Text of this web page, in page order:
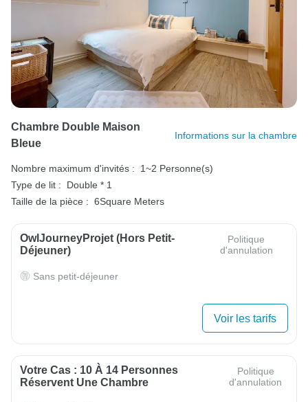
Chambre Double Maison
Bleue
Informations sur la chambre
Nombre maximum d'invités :
1~2 Personne(s)
Type de lit :
Double * 1
Taille de la pièce : 6Square Meters
OwlJourneyProjet (hors Petit-
Déjeuner)
Politique
d'annulation
Sans petit-déjeuner
Voir les tarifs
Votre Cas : 10 À 14 Personnes
Réservent Une Chambre
Politique
d'annulation